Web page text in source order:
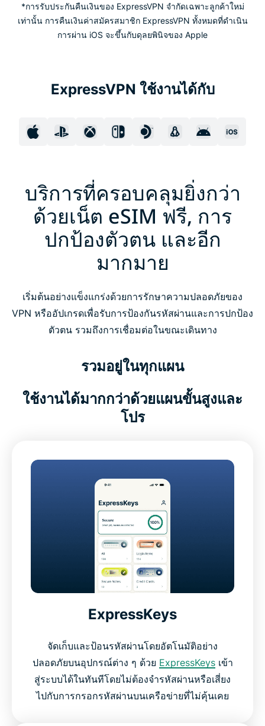
*การรับประกันคืนเงินของ ExpressVPN จำกัดเฉพาะลูกค้าใหม่
เท่านั้น การคืนเงินค่าสมัครสมาชิก ExpressVPN ทั้งหมดที่ดำเนิน
การผ่าน iOS จะขึ้นกับดุลยพินิจของ Apple
ExpressVPN ใช้งานได้กับ
บริการที่ครอบคลุมยิ่งกว่า
ด้วยเน็ต eSIM ฟรี, การ
ปกป้องตัวตน และอีก
มากมาย
เริ่มต้นอย่างแข็งแกร่งด้วยการรักษาความปลอดภัยของ
VPN หรืออัปเกรดเพื่อรับการป้องกันรหัสผ่านและการปกป้อง
ตัวตน รวมถึงการเชื่อมต่อในขณะเดินทาง
รวมอยู่ในทุกแผน
ใช้งานได้มากกว่าด้วยแผนขั้นสูงและ
โปร
ExpressKeys
จัดเก็บและป้อนรหัสผ่านโดยอัตโนมัติอย่าง
ปลอดภัยบนอุปกรณ์ต่าง ๆ ด้วย ExpressKeysเข้า
สู่ระบบได้ในทันทีโดยไม่ต้องจำรหัสผ่านหรือเสี่ยง
ไปกับการกรอกรหัสผ่านบนเครือข่ายที่ไม่คุ้นเคย